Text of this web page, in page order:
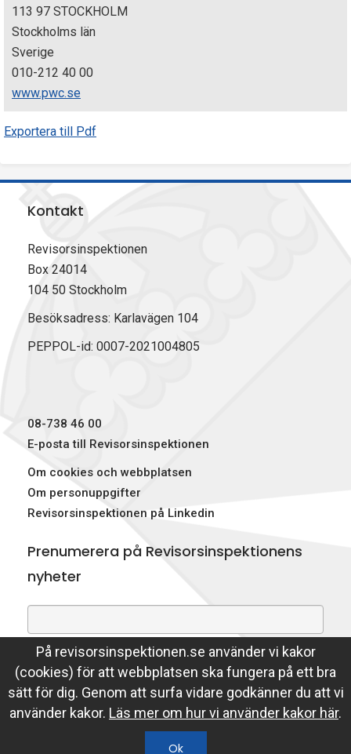
113 97 STOCKHOLM
Stockholms län
Sverige
010-212 40 00
www.pwc.se
Exportera till Pdf
På revisorsinspektionen.se använder vi kakor
(cookies) för att webbplatsen ska fungera på ett bra
sätt för dig. Genom att surfa vidare godkänner du att vi
använder kakor. Läs mer om hur vi använder kakor här.
Kontakt
Revisorsinspektionen
Box 24014
104 50 Stockholm
Besöksadress: Karlavägen 104
PEPPOL-id: 0007-2021004805
08-738 46 00
E-posta till Revisorsinspektionen
Om cookies och webbplatsen
Om personuppgifter
Revisorsinspektionen på Linkedin
Prenumerera på Revisorsinspektionens
nyheter
Genom att prenumerera på nyheter godkänner du att
Revisorsinspektionen lagrar din e-postadress.
Läs mer